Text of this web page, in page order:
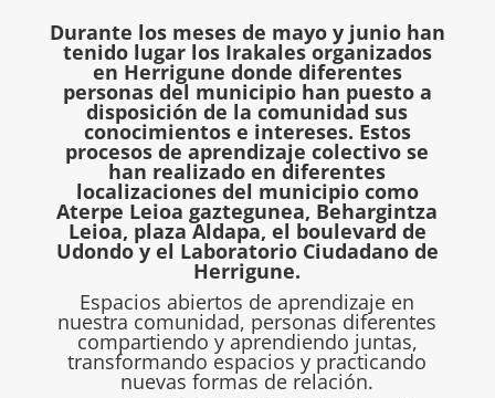
Durante los meses de mayo y junio han
tenido lugar los Irakales organizados
en Herrigune donde diferentes
personas del municipio han puesto a
disposición de la comunidad sus
conocimientos e intereses. Estos
procesos de aprendizaje colectivo se
han realizado en diferentes
localizaciones del municipio como
Aterpe Leioa gaztegunea, Behargintza
Leioa, plaza Aldapa, el boulevard de
Udondo y el Laboratorio Ciudadano de
Herrigune.
Espacios abiertos de aprendizaje en
nuestra comunidad, personas diferentes
compartiendo y aprendiendo juntas,
transformando espacios y practicando
nuevas formas de relación.